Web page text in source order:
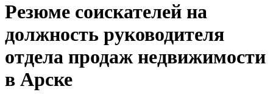
Резюме соискателей на
должность руководителя
отдела продаж недвижимости
в Арске